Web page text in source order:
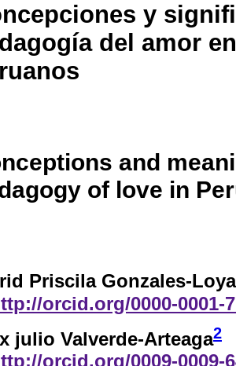
y
del amor
and
of love in
Priscila Gonzales-
orcid.org/0000-0001-
julio Valverde-Arteaga2
orcid.org/0009-0009-